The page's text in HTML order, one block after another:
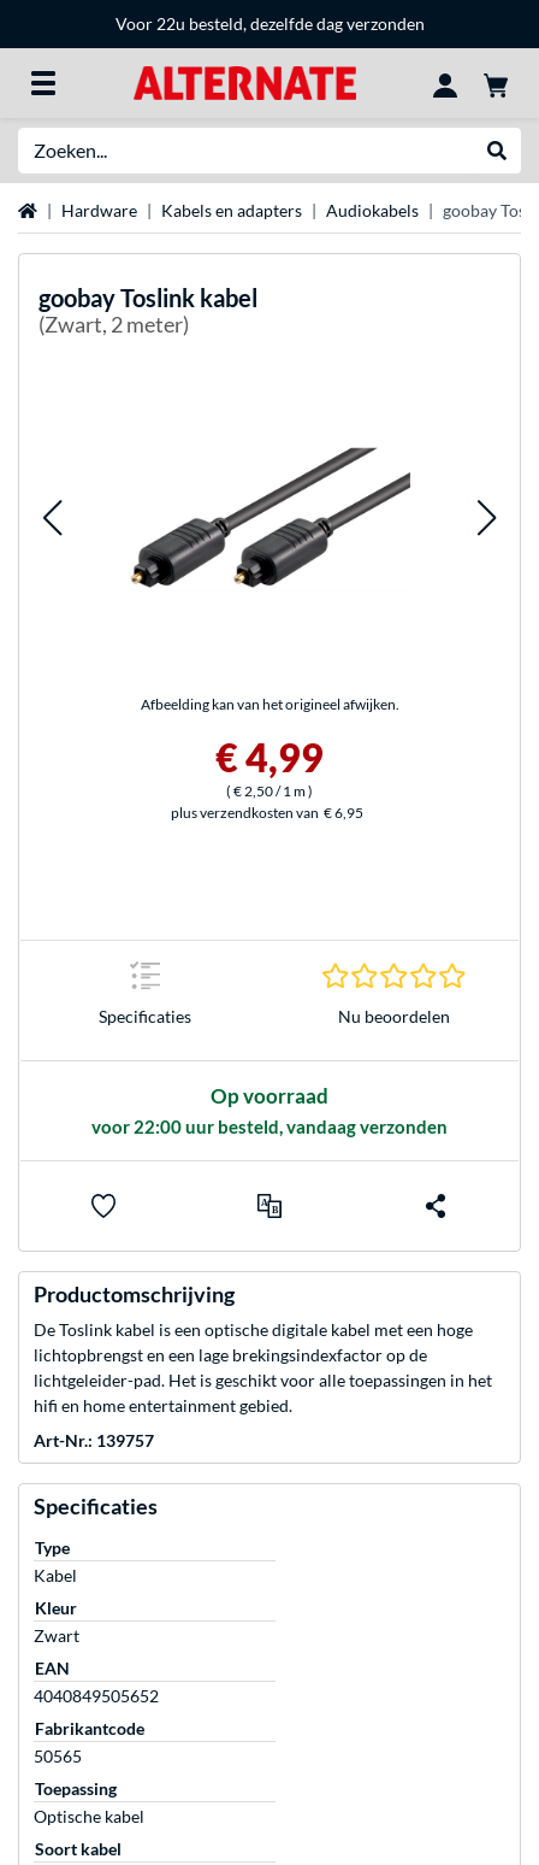
Voor 22u besteld, dezelfde dag verzonden
Home Hardware Kabels en adapters Audiokabels goobay
goobayToslink kabel
(Zwart, 2 meter)
Afbeelding kan van het origineel afwijken.
€ 4,99
( € 2,50/ 1 m)
plus verzendkosten van € 6,95
Specificaties Nu beoordelen
Op voorraad
voor 22:00 uur besteld, vandaag verzonden
Productomschrijving
De Toslink kabel is een optische digitale kabel met een hoge
lichtopbrengst en een lage brekingsindexfactor op de
lichtgeleider-pad. Het is geschikt voor alle toepassingen in het
hifi en home entertainment gebied.
Art-Nr.: 139757
Specificaties
Type
Kabel
Kleur
Zwart
EAN
4040849505652
Fabrikantcode
50565
Toepassing
Optische kabel
Soort kabel